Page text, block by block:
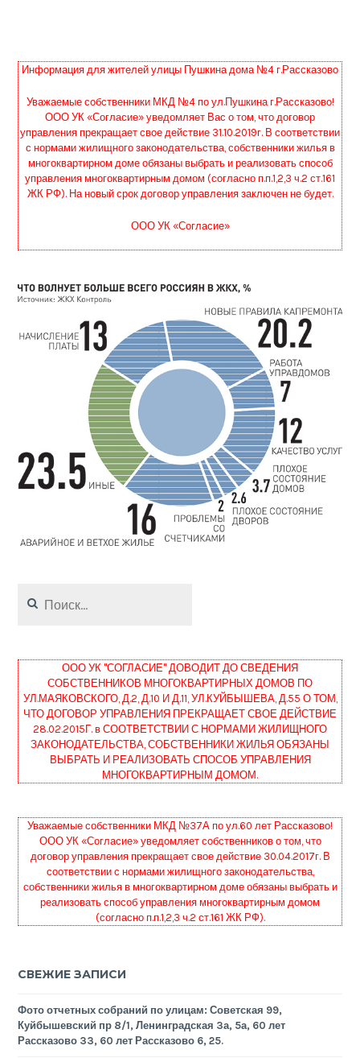
Информация для жителей улицы Пушкина дома №4 г.Рассказово
Уважаемые собственники МКД №4 по ул.Пушкина г.Рассказово!
ООО УК «Согласие» уведомляет Вас о том, что договор
управления прекращает свое действие 31.10.2019г. В соответствии
с нормами жилищного законодательства, собственники жилья в
многоквартирном доме обязаны выбрать и реализовать способ
управления многоквартирным домом (согласно п.п.1,2,3 ч.2 ст.161
ЖК РФ). На новый срок договор управления заключен не будет.
ООО УК «Согласие»
ООО УК "СОГЛАСИЕ" ДОВОДИТ ДО СВЕДЕНИЯ
СОБСТВЕННИКОВ МНОГОКВАРТИРНЫХ ДОМОВ ПО
УЛ.МАЯКОВСКОГО, Д.2, Д.10 И Д.11, УЛ.КУЙБЫШЕВА, Д.55 О ТОМ,
ЧТО ДОГОВОР УПРАВЛЕНИЯ ПРЕКРАЩАЕТ СВОЕ ДЕЙСТВИЕ
28.02.2015Г. в СООТВЕТСТВИИ С НОРМАМИ ЖИЛИЩНОГО
ЗАКОНОДАТЕЛЬСТВА, СОБСТВЕННИКИ ЖИЛЬЯ ОБЯЗАНЫ
ВЫБРАТЬ И РЕАЛИЗОВАТЬ СПОСОБ УПРАВЛЕНИЯ
МНОГОКВАРТИРНЫМ ДОМОМ.
Уважаемые собственники МКД №37А по ул.60 лет Рассказово!
ООО УК «Согласие» уведомляет собственников о том, что
договор управления прекращает свое действие 30.04.2017г. В
соответствии с нормами жилищного законодательства,
собственники жилья в многоквартирном доме обязаны выбрать и
реализовать способ управления многоквартирным домом
(согласно п.п.1,2,3 ч.2 ст.161 ЖК РФ).
СВЕЖИЕ ЗАПИСИ
Фото отчетных собраний по улицам: Советская 99,
Куйбышевский пр 8/1, Ленинградская 3а, 5а, 60 лет
Рассказово 33, 60 лет Рассказово 6, 25.